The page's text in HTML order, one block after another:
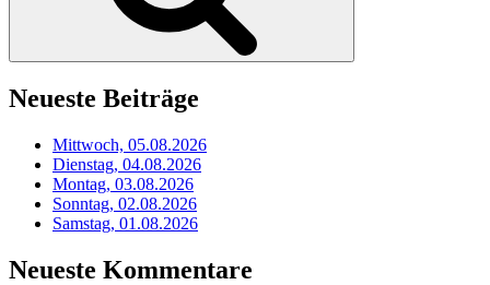
Neueste Beiträge
Mittwoch, 05.08.2026
Dienstag, 04.08.2026
Montag, 03.08.2026
Sonntag, 02.08.2026
Samstag, 01.08.2026
Neueste Kommentare